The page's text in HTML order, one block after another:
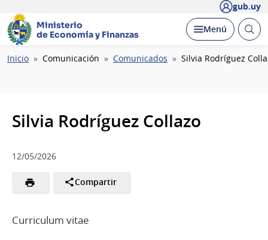
gub.uy
Ministerio
de Economía y Finanzas
Desplegar
Menú Abrir
Ruta
Inicio Comunicación Comunicados Silvia Rodríguez
Silvia Rodríguez Collazo
12/05/2026
Compartir
Curriculum vitae